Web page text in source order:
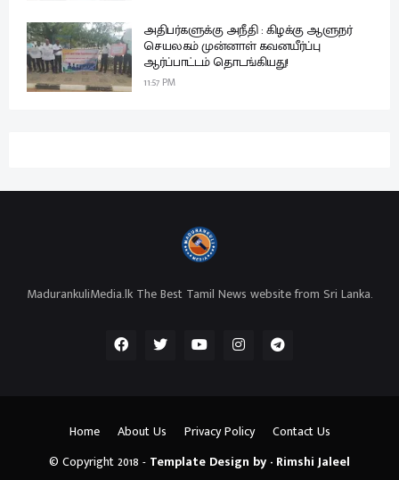
அதிபர்களுக்கு அநீதி : கிழக்கு ஆளுநர்
செயலகம் முன்னாள் கவனயீர்ப்பு
ஆர்ப்பாட்டம் தொடங்கியது!
11:57 PM
MadurankuliMedia.lk The Best Tamil News website from Sri Lanka.
© Copyright 2018 - Template Design by - Rimshi Jaleel
Home About Us Privacy Policy Contact Us